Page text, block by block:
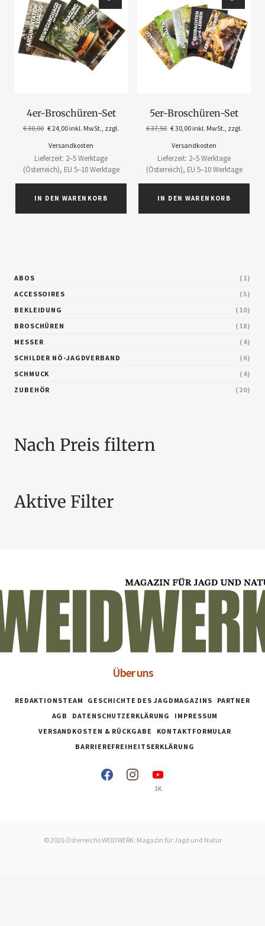
4er-Broschüren-Set
€30,00 €24,00 inkl. MwSt., zzgl.
Versandkosten
Lieferzeit: 2–5 Werktage
(Österreich), EU 5–10 Werktage
IN DEN WARENKORB
5er-Broschüren-Set
€37,50 €30,00 inkl. MwSt., zzgl.
Versandkosten
Lieferzeit: 2–5 Werktage
(Österreich), EU 5–10 Werktage
IN DEN WARENKORB
ABOS
1
ACCESSOIRES
5
BEKLEIDUNG
10
BROSCHÜREN
18
MESSER
4
SCHILDER NÖ-JAGDVERBAND
6
SCHMUCK
4
ZUBEHÖR
20
Nach Preis filtern
Aktive Filter
Über uns
REDAKTIONSTEAM GESCHICHTE DES JAGDMAGAZINS
PARTNER
AGB
DATENSCHUTZERKLÄRUNG
IMPRESSUM
VERSANDKOSTEN & RÜCKGABE
KONTAKTFORMULAR
BARRIEREFREIHEITSERKLÄRUNG
3K
© 2026 Österreichs WEIDWERK: Magazin für Jagd und Natur